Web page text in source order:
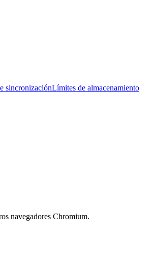
sincronizaciónLímites de almacenamiento
navegadores Chromium.